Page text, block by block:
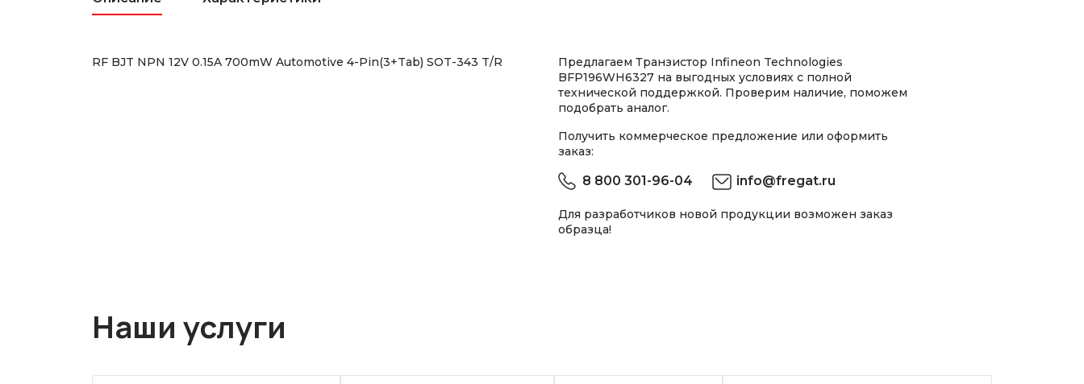
RF BJT NPN 12V 0.15A 700mW Automotive 4-Pin(3+Tab) SOT-343 T/R
Предлагаем Транзистор Infineon Technologies
BFP196WH6327 на выгодных условиях с полной
технической поддержкой. Проверим наличие, поможем
подобрать аналог.
Получить коммерческое предложение или оформить
заказ:
8 800 301-96-04 info@fregat.ru
Для разработчиков новой продукции возможен заказ
образца!
Наши услуги